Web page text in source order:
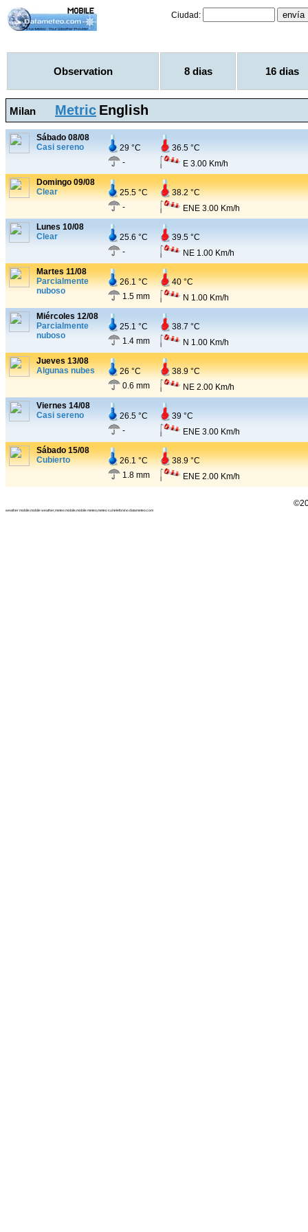
Ciudad:
Observation 8 dias 16 dias
Milan Metric English
Sábado 08/08
Casi sereno
29 °C
36.5 °C
-
E 3.00 Km/h
Domingo 09/08
Clear
25.5 °C
38.2 °C
-
ENE 3.00 Km/h
Lunes 10/08
Clear
25.6 °C
39.5 °C
-
NE 1.00 Km/h
Martes 11/08
Parcialmente
nuboso
26.1 °C
40 °C
1.5 mm
N 1.00 Km/h
Miércoles 12/08
Parcialmente
nuboso
25.1 °C
38.7 °C
1.4 mm
N 1.00 Km/h
Jueves 13/08
Algunas nubes
26 °C
38.9 °C
0.6 mm
NE 2.00 Km/h
Viernes 14/08
Casi sereno
26.5 °C
39 °C
-
ENE 3.00 Km/h
Sábado 15/08
Cubierto
26.1 °C
38.9 °C
1.8 mm
ENE 2.00 Km/h
weather mobile,mobile weather,meteo mobile,mobile meteo,meteo sul telefonino datameteo.com